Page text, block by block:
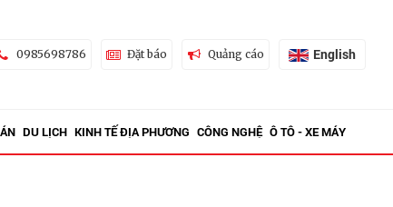
0985698786 Đặt báo Quảng cáo English
DU LỊCH KINH TẾ ĐỊA PHƯƠNG CÔNG NGHỆ Ô TÔ - XE MÁY